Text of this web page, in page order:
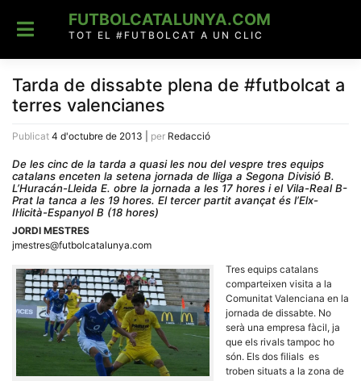
content
FUTBOLCATALUNYA.COM
TOT EL #FUTBOLCAT A UN CLIC
Tarda de dissabte plena de #futbolcat a
terres valencianes
Publicat 4 d'octubre de 2013 per Redacció
De les cinc de la tarda a quasi les nou del vespre tres equips
catalans enceten la setena jornada de lliga a Segona Divisió B.
L’Huracán-Lleida E. obre la jornada a les 17 hores i el Vila-Real B-
Prat la tanca a les 19 hores. El tercer partit avançat és l’Elx-
Il·licità-Espanyol B (18 hores)
JORDI MESTRES
jmestres@futbolcatalunya.com
Tres equips catalans
comparteixen visita a la
Comunitat Valenciana en la
jornada de dissabte. No
serà una empresa fàcil, ja
que els rivals tampoc ho
són. Els dos filials es
troben situats a la zona de